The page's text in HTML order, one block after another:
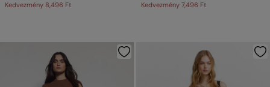
Kedvezmény 8,496 Ft Kedvezmény 7,496 Ft